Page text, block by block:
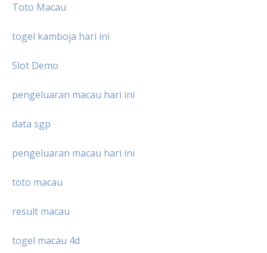
Toto Macau
togel kamboja hari ini
Slot Demo
pengeluaran macau hari ini
data sgp
pengeluaran macau hari ini
toto macau
result macau
togel macau 4d